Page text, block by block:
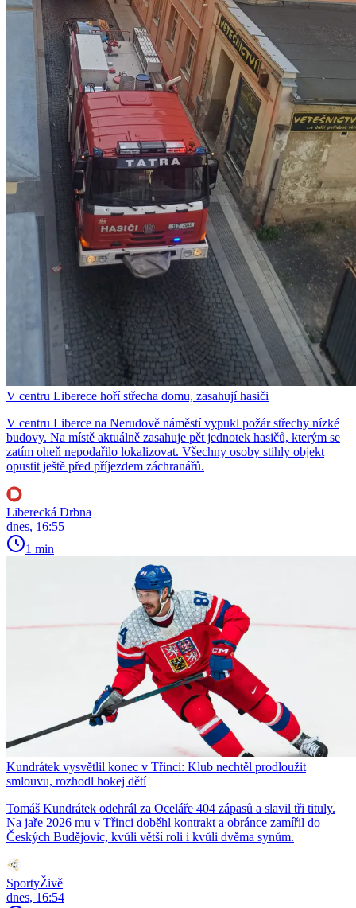
V centru Liberece hoří střecha domu, zasahují hasiči
V centru Liberce na Nerudově náměstí vypukl požár střechy nízké
budovy. Na místě aktuálně zasahuje pět jednotek hasičů, kterým se
zatím oheň nepodařilo lokalizovat. Všechny osoby stihly objekt
opustit ještě před příjezdem záchranářů.
Liberecká Drbna
dnes, 16:55
1 min
Kundrátek vysvětlil konec v Třinci: Klub nechtěl prodloužit
smlouvu, rozhodl hokej dětí
Tomáš Kundrátek odehrál za Oceláře 404 zápasů a slavil tři tituly.
Na jaře 2026 mu v Třinci doběhl kontrakt a obránce zamířil do
Českých Budějovic, kvůli větší roli i kvůli dvěma synům.
SportyŽivě
dnes, 16:54